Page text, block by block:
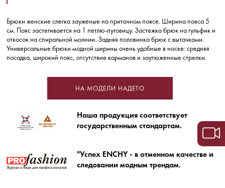
Брюки женские слегка зауженые на притачном поясе. Ширина пояса 5
см. Пояс застегивается на 1 петлю-пуговицу. Застежка брюк на гульфик и
откосок на спиральной молнии. Задняя половинка брюк с вытачками.
Универсальные брюки модной ширины очень удобные в носке: средняя
посадка, широкий пояс, отсутствие карманов и заутюженные стрелки.
НА МОДЕЛИ НАДЕТО
Наша продукция соответствует
государственным стандартам.
"Успех ENCHY - в отменном качестве и
следовании модным трендам.